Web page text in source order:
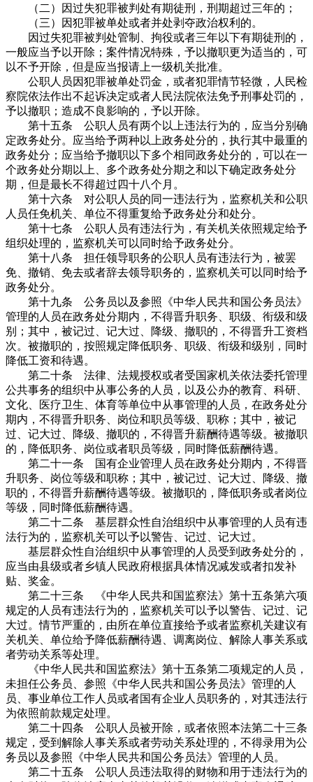
（二）因过失犯罪被判处有期徒刑，刑期超过三年的；
（三）因犯罪被单处或者并处剥夺政治权利的。
因过失犯罪被判处管制、拘役或者三年以下有期徒刑的，
一般应当予以开除；案件情况特殊，予以撤职更为适当的，可
以不予开除，但是应当报请上一级机关批准。
公职人员因犯罪被单处罚金，或者犯罪情节轻微，人民检
察院依法作出不起诉决定或者人民法院依法免予刑事处罚的，
予以撤职；造成不良影响的，予以开除。
第十五条 公职人员有两个以上违法行为的，应当分别确
定政务处分。应当给予两种以上政务处分的，执行其中最重的
政务处分；应当给予撤职以下多个相同政务处分的，可以在一
个政务处分期以上、多个政务处分期之和以下确定政务处分
期，但是最长不得超过四十八个月。
第十六条 对公职人员的同一违法行为，监察机关和公职
人员任免机关、单位不得重复给予政务处分和处分。
第十七条 公职人员有违法行为，有关机关依照规定给予
组织处理的，监察机关可以同时给予政务处分。
第十八条 担任领导职务的公职人员有违法行为，被罢
免、撤销、免去或者辞去领导职务的，监察机关可以同时给予
政务处分。
第十九条 公务员以及参照《中华人民共和国公务员法》
管理的人员在政务处分期内，不得晋升职务、职级、衔级和级
别；其中，被记过、记大过、降级、撤职的，不得晋升工资档
次。被撤职的，按照规定降低职务、职级、衔级和级别，同时
降低工资和待遇。
第二十条 法律、法规授权或者受国家机关依法委托管理
公共事务的组织中从事公务的人员，以及公办的教育、科研、
文化、医疗卫生、体育等单位中从事管理的人员，在政务处分
期内，不得晋升职务、岗位和职员等级、职称；其中，被记
过、记大过、降级、撤职的，不得晋升薪酬待遇等级。被撤职
的，降低职务、岗位或者职员等级，同时降低薪酬待遇。
第二十一条 国有企业管理人员在政务处分期内，不得晋
升职务、岗位等级和职称；其中，被记过、记大过、降级、撤
职的，不得晋升薪酬待遇等级。被撤职的，降低职务或者岗位
等级，同时降低薪酬待遇。
第二十二条 基层群众性自治组织中从事管理的人员有违
法行为的，监察机关可以予以警告、记过、记大过。
基层群众性自治组织中从事管理的人员受到政务处分的，
应当由县级或者乡镇人民政府根据具体情况减发或者扣发补
贴、奖金。
第二十三条 《中华人民共和国监察法》第十五条第六项
规定的人员有违法行为的，监察机关可以予以警告、记过、记
大过。情节严重的，由所在单位直接给予或者监察机关建议有
关机关、单位给予降低薪酬待遇、调离岗位、解除人事关系或
者劳动关系等处理。
《中华人民共和国监察法》第十五条第二项规定的人员，
未担任公务员、参照《中华人民共和国公务员法》管理的人
员、事业单位工作人员或者国有企业人员职务的，对其违法行
为依照前款规定处理。
第二十四条 公职人员被开除，或者依照本法第二十三条
规定，受到解除人事关系或者劳动关系处理的，不得录用为公
务员以及参照《中华人民共和国公务员法》管理的人员。
第二十五条 公职人员违法取得的财物和用于违法行为的